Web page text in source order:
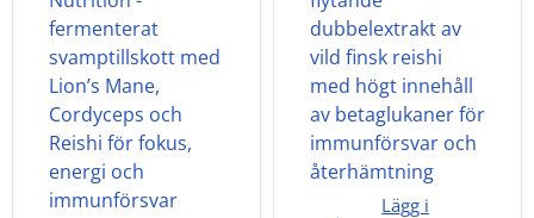
Lägg i